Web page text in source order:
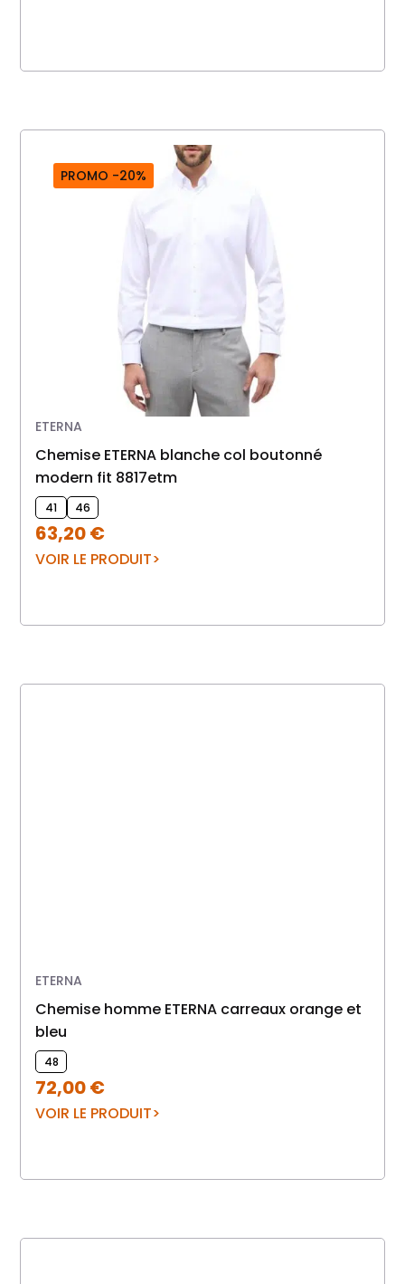
PROMO -20%
ETERNA
Chemise ETERNA blanche col boutonné
modern fit 8817etm
41 46
63,20€
VOIR LE PRODUIT
ETERNA
Chemise homme ETERNA carreaux orange et
bleu
48
72,00€
VOIR LE PRODUIT